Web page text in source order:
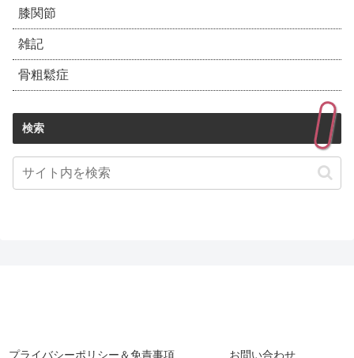
膝関節
雑記
骨粗鬆症
検索
プライバシーポリシー＆免責事項 お問い合わせ